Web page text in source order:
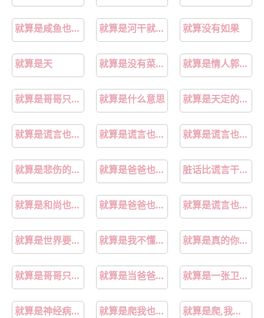
就算是咸鱼也要做最咸的那一条 就算是河干就算是草枯是什么意思 就算没有如果
就算是天 就算是没有菜也得喝二两 就算是情人郭富城国语版
就算是哥哥只要有爱就行了 就算是什么意思 就算是天定的良缘歌词
就算是谎言也当真图片 就算是谎言也说吧音译歌词 就算是谎言也无所谓剪辑
就算是悲伤的结局歌词 就算是爸爸也想谈恋爱动漫在线观看第九集 脏话比谎言干净一千倍
就算是和尚也要谈恋爱动漫 就算是爸爸也想做完整6分钟第8集 就算是谎言也一并原谅吧
就算是世界要崩溃亲爱的我也绝不会落泪 就算是我不懂歌词 就算是真的你也不可以到处去说
就算是哥哥只要有爱也没问题吧 就算是当爸爸我也愿意漫画完整版 就算是一张卫生纸也有它的作用
就算是神经病也没关系 就算是爬我也要爬进985的大门 就算是爬,我也要爬进985的大门